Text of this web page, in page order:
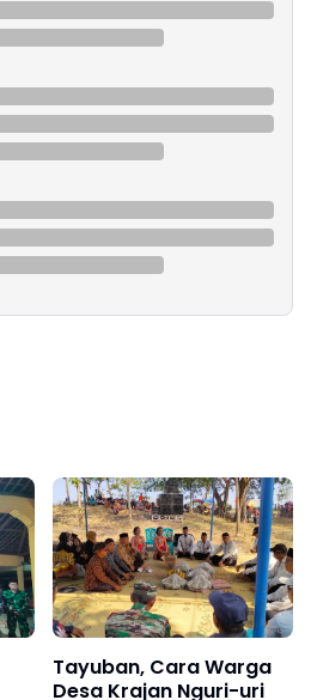
Tayuban, Cara Warga
Desa Krajan Nguri-uri